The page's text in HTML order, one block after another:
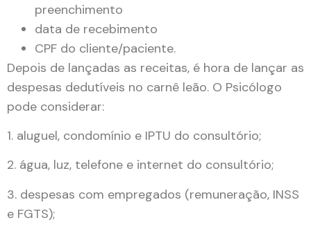
preenchimento
data de recebimento
CPF do cliente/paciente.
Depois de lançadas as receitas, é hora de lançar as
despesas dedutíveis no carnê leão. O Psicólogo
pode considerar:
1. aluguel, condomínio e IPTU do consultório;
2. água, luz, telefone e internet do consultório;
3. despesas com empregados (remuneração, INSS
e FGTS);